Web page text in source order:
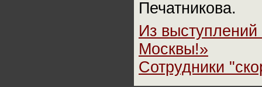
Печатникова.
Из
Москвы!»
Сотрудники